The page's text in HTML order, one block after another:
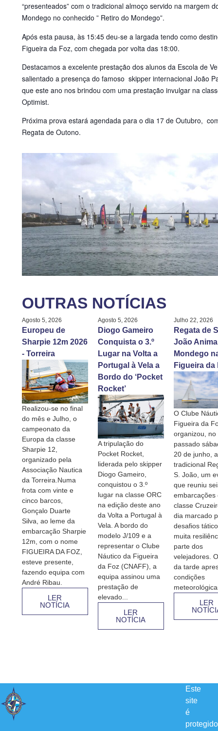
“presenteados” com o tradicional almoço servido na margem
Mondego no conhecido ” Retiro do Mondego”.
Após esta pausa, às 15:45 deu-se a largada tendo como
Figueira da Foz, com chegada por volta das 18:00.
Destacamos a excelente prestação dos alunos da Escola de
salientado a presença do famoso skipper internacional João
que este ano nos brindou com uma prestação invulgar na
Optimist.
Próxima prova estará agendada para o dia 17 de Outubro,
Regata de Outono.
OUTRAS NOTÍCIAS
Agosto 5, 2026
Europeu de
Sharpie 12m 2026
- Torreira
Realizou-se no final
do mês e Julho, o
campeonato da
Europa da classe
Sharpie 12,
organizado pela
Associação Nautica
da Torreira.Numa
frota com vinte e
cinco barcos,
Gonçalo Duarte
Silva, ao leme da
embarcação Sharpie
12m, com o nome
FIGUEIRA DA FOZ,
esteve presente,
fazendo equipa com
André Ribau.
LER
NOTÍCIA
Agosto 5, 2026
Diogo Gameiro
Conquista o 3.º
Lugar na Volta a
Portugal à Vela a
Bordo do ‘Pocket
Rocket’
A tripulação do
Pocket Rocket,
liderada pelo skipper
Diogo Gameiro,
conquistou o 3.º
lugar na classe ORC
na edição deste ano
da Volta a Portugal à
Vela. A bordo do
modelo J/109 e a
representar o Clube
Náutico da Figueira
da Foz (CNAFF), a
equipa assinou uma
prestação de
elevado...
LER
NOTÍCIA
Julho 22, 2026
Regata de
João
Mondego
Figueira da
O Clube
Figueira da
organizou, no
passado
20 de junho, a
tradicional
S. João, um
que reuniu
embarcações
classe
dia marcado
desafios
muita
parte dos
velejadores.
da tarde
condições
LER
Este
site
é
protegido